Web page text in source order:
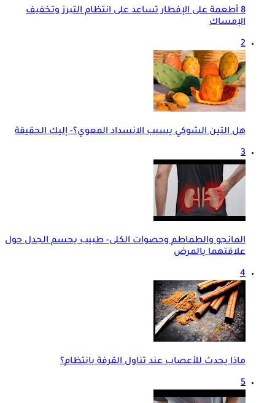
8 أطعمة على الإفطار تساعد على انتظام التبرز وتخفيف
الإمساك
2
هل التين الشوكي يسبب الانسداد المعوي؟- إليك الحقيقة
3
المانجو والطماطم وحصوات الكلى- طبيب يحسم الجدل حول
علاقتهما بالمرض
4
ماذا يحدث للأعصاب عند تناول القرفة بانتظام؟
5